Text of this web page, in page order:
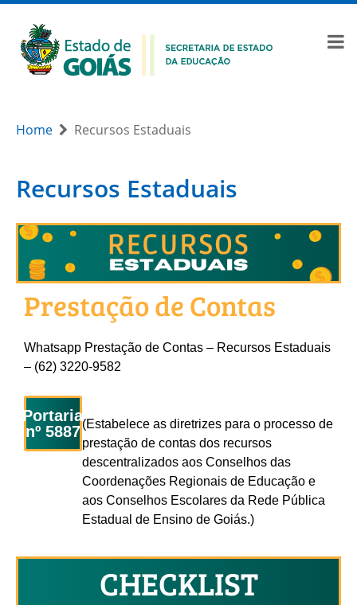
Home Recursos Estaduais
Recursos Estaduais
Prestação de Contas
Whatsapp Prestação de Contas – Recursos Estaduais
– (62) 3220-9582
Portaria
nº 5887(Estabelece as diretrizes para o processo de
prestação de contas dos recursos
descentralizados aos Conselhos das
Coordenações Regionais de Educação e
aos Conselhos Escolares da Rede Pública
Estadual de Ensino de Goiás.)
CHECKLIST